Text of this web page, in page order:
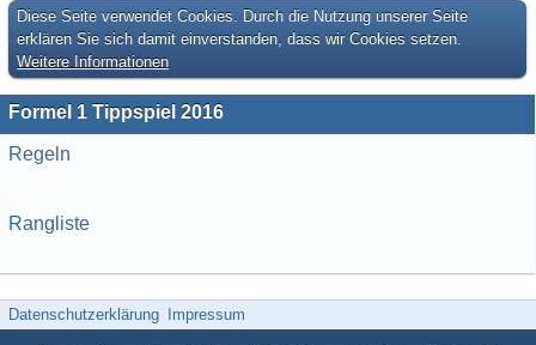
Diese Seite verwendet Cookies. Durch die Nutzung unserer Seite
erklären Sie sich damit einverstanden, dass wir Cookies setzen.
Weitere Informationen
Formel 1 Tippspiel 2016
Regeln
Rangliste
Datenschutzerklärung Impressum